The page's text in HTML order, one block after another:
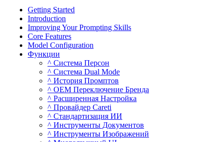
Getting Started
Introduction
Improving Your Prompting Skills
Core Features
Model Configuration
Функции
^ Система Персон
^ Система Dual Mode
^ История Промптов
^ OEM Переключение Бренда
^ Расширенная Настройка
^ Провайдер Careti
^ Стандартизация ИИ
^ Инструменты Документов
^ Инструменты Изображений